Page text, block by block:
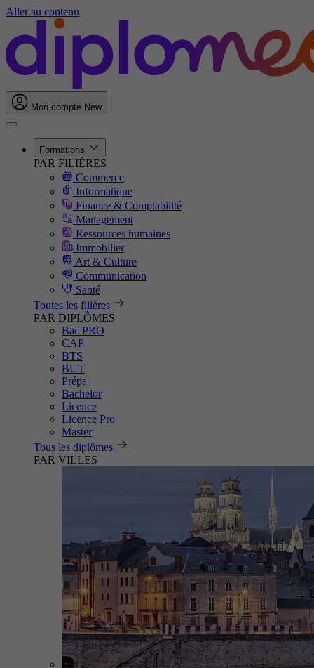
Aller au contenu
Mon compte New
Formations
PAR FILIÈRES
Commerce
Informatique
Finance & Comptabilité
Management
Ressources humaines
Immobilier
Art & Culture
Communication
Santé
Toutes les filières
PAR DIPLÔMES
Bac PRO
CAP
BTS
BUT
Prépa
Bachelor
Licence
Licence Pro
Master
Tous les diplômes
PAR VILLES